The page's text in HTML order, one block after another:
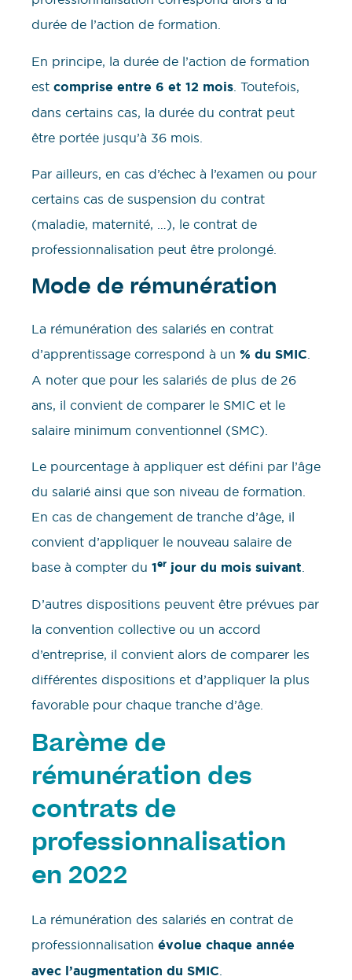
durée de l’action de formation.
En principe, la durée de l’action de formation
est comprise entre 6 et 12 mois . Toutefois,
dans certains cas, la durée du contrat peut
être portée jusqu’à 36 mois.
Par ailleurs, en cas d’échec à l’examen ou pour
certains cas de suspension du contrat
(maladie, maternité, …), le contrat de
professionnalisation peut être prolongé.
Mode de rémunération
La rémunération des salariés en contrat
d’apprentissage correspond à un % du SMIC
A noter que pour les salariés de plus de 26
ans, il convient de comparer le SMIC et le
salaire minimum conventionnel (SMC).
Le pourcentage à appliquer est défini par l’âge
du salarié ainsi que son niveau de formation.
En cas de changement de tranche d’âge, il
convient d’appliquer le nouveau salaire de
base à compter du 1er jour du mois suivant
D’autres dispositions peuvent être prévues par
la convention collective ou un accord
d’entreprise, il convient alors de comparer les
différentes dispositions et d’appliquer la plus
favorable pour chaque tranche d’âge.
Barème de
rémunération des
contrats de
professionnalisation
en 2022
La rémunération des salariés en contrat de
professionnalisation évolue chaque année
avec l’augmentation du SMIC